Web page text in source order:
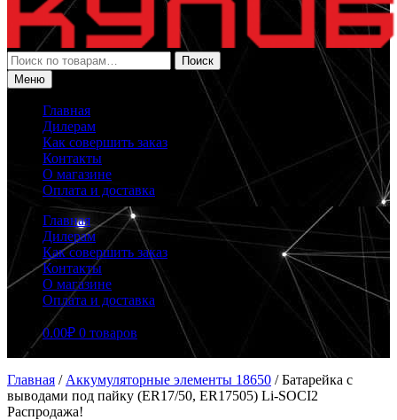
Искать:
Поиск
Меню
Главная
Дилерам
Как совершить заказ
Контакты
О магазине
Оплата и доставка
Главная
Дилерам
Как совершить заказ
Контакты
О магазине
Оплата и доставка
0.00₽ 0 товаров
Главная / Аккумуляторные элементы 18650 /Батарейка с
выводами под пайку (ER17/50, ER17505) Li-SOCI2
Распродажа!